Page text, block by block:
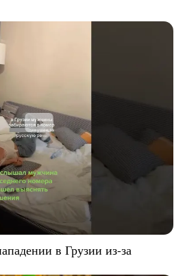
в Грузии из-за